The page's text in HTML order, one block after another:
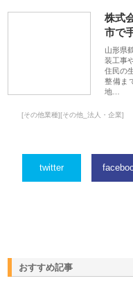
株式
市で
山形県
装工事
住民の
整備ま
地…
[その他業種][その他_法人・企業]
twitter
おすすめ記事